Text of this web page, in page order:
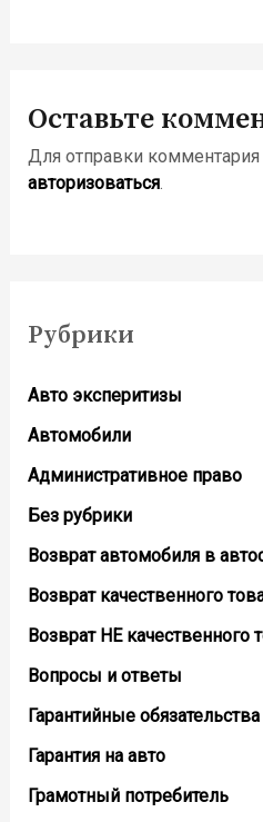
Оставьте
Для отправки
авторизоваться.
Рубрики
Авто эксперитизы
Автомобили
Административное право
Без рубрики
Возврат автомобиля в
Возврат кaчественного
Возврат НЕ качественного
Вопросы и ответы
Гарантийные обязательства
Гарантия на авто
Грамотный потребитель